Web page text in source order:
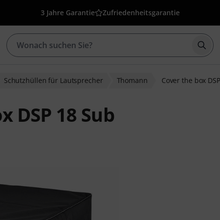
3 Jahre Garantie Zufriedenheitsgarantie
Schutzhüllen für Lautsprecher Thomann Cover the box
DSP 18 Sub